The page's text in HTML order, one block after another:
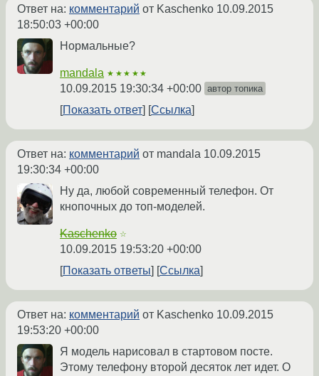
Ответ на: комментарий от Kaschenko 10.09.2015
18:50:03 +00:00
Нормальные?
mandala ★★★★★
10.09.2015 19:30:34 +00:00 автор топика
Показать ответ Ссылка
Ответ на: комментарий от mandala 10.09.2015
19:30:34 +00:00
Ну да, любой современный телефон. От
кнопочных до топ-моделей.
Kaschenko ☆
10.09.2015 19:53:20 +00:00
Показать ответы
Ссылка
Ответ на: комментарий от Kaschenko 10.09.2015
19:53:20 +00:00
Я модель нарисовал в стартовом посте.
Этому телефону второй десяток лет идет. О